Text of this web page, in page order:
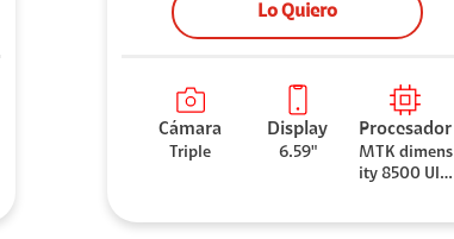
Lo Quiero
Cámara
Triple
Display
6.59"
Procesador
MTK dimens
ity 8500 Ultr